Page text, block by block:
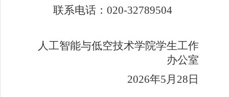
联系电话：020-32789504
人工智能与低空技术学院学生工作
办公室
2026年5月28日